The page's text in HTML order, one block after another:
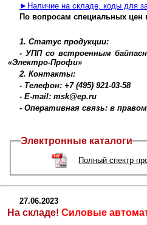
►Наличие на складе, коды для
По вопросам специальных
1. Статус продукции:
- УПП со встроенным
«Электро-Профи»
2. Контакты:
- Телефон: +7 (495) 921-03-58
- E-mail: msk@ep.ru
- Оперативная связь: в
Электронные каталоги
Полный спектр
27.06.2023
На складе! Силовые